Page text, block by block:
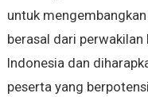
untuk
berasal dari
Indonesia dan
peserta yang